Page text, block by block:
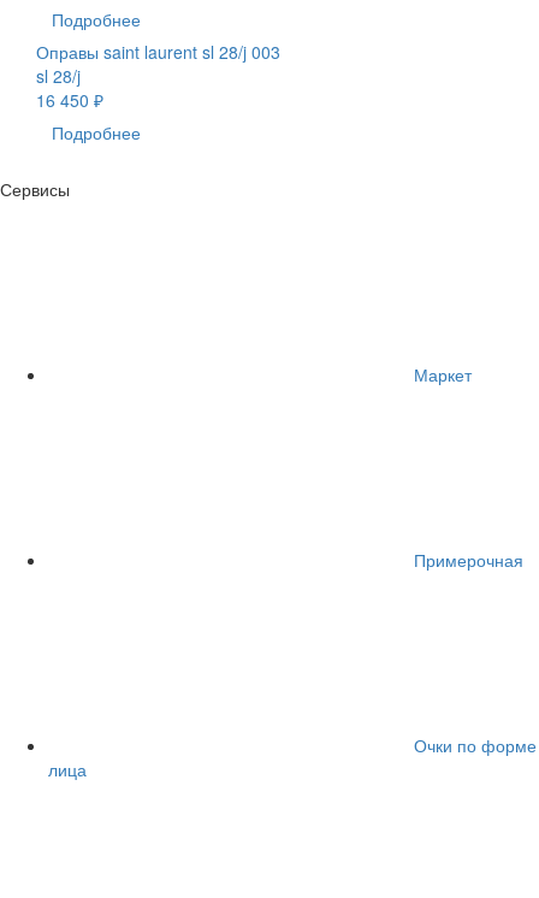
Подробнее
Оправы saint laurent sl 28/j 003
sl 28/j
16 450 ₽
Подробнее
Сервисы
Маркет
Примерочная
Очки по форме
лица